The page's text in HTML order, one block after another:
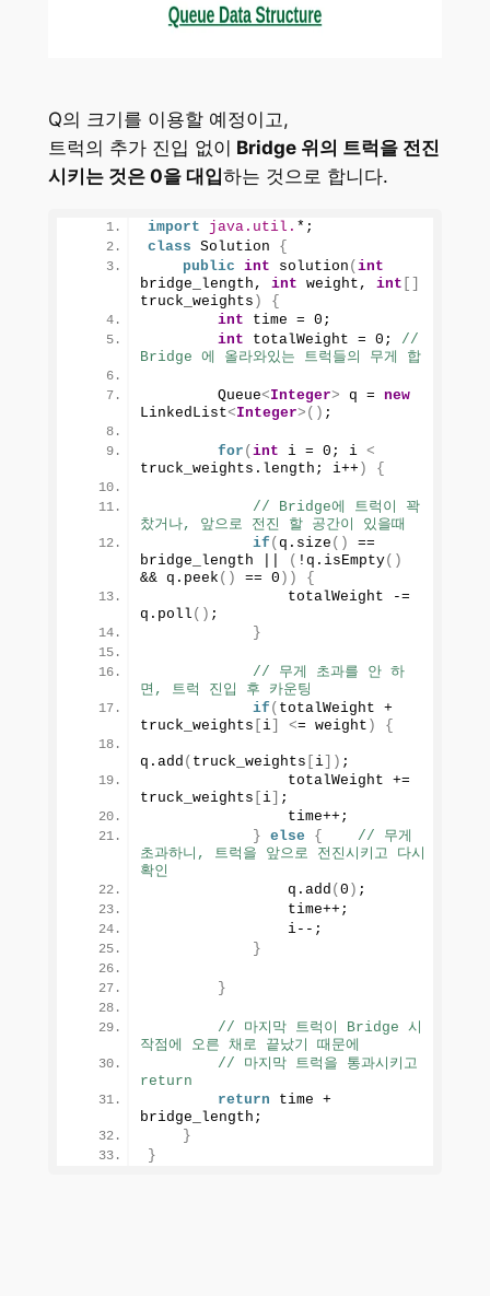
Q의 크기를 이용할 예정이고,
트럭의 추가 진입 없이 Bridge 위의 트럭을 전진
시키는 것은 0을 대입하는 것으로 합니다.
import java.util. *;
class Solution {
public int solution ( int
bridge_length, int weight, int
truck_weights )
{
int time = 0 ;
int totalWeight = 0 ; //
Bridge 에 올라와있는 트럭들의 무게 합
        Queue
<Integer> q = new
LinkedList<Integer>() ;
for ( int i = 0 ; i <
truck_weights. length ; i++ ) {
// Bridge에 트럭이 꽉
찼거나, 앞으로 전진 할 공간이 있을때
if ( q. size ()
==
bridge_length ||
( !q. isEmpty()
&& q. peek () == 0 ))
{
                totalWeight -=
q. poll () ;
}
// 무게 초과를 안 하
면, 트럭 진입 후 카운팅
if ( totalWeight +
truck_weights
i] <= weight ) {
q. add ( truck_weights i]) ;
                totalWeight +=
truck_weights
i]
;
                time++;
} else {
// 무게
초과하니, 트럭을 앞으로 전진시키고 다시
확인
                q.
add ( 0 ) ;
                time++;
                i--;
}
}
// 마지막 트럭이 Bridge 시
작점에 오른 채로 끝났기 때문에
// 마지막 트럭을 통과시키고
return
return time +
bridge_length;
}
}